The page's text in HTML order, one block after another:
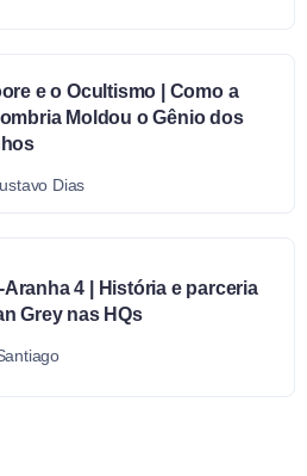
e o Ocultismo | Como a
Moldou o Gênio dos
Dias
Aranha 4 | História e parceria
Grey nas HQs